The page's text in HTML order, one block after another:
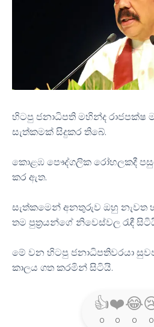
හිටපු ජනාධිපති මහින්ද රාජපක්ෂ
සැත්කමක් සිදුකර තිබේ.
කොළඹ පෞද්ගලික රෝහලකදී
කර ඇත.
සැත්කමෙන් අනතුරුව ඔහු
තම පුත්‍රයන්ගේ නිවෙස්වල රැඳී
මේ වන හිටපු ජනාධිපතිවරයා
කාලය ගත කරමින් සිටියි.
👍
0
❤️
0
😂
0 0